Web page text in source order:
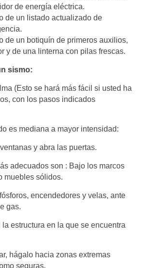
de energía eléctrica.
de un listado actualizado de
de un botiquín de primeros auxilios,
y de una linterna con pilas frescas.
sismo:
(Esto se hará más fácil si usted ha
con los pasos indicados
es mediana a mayor intensidad:
y abra las puertas.
adecuados son : Bajo los marcos
muebles sólidos.
encendedores y velas, ante
gas.
la estructura en la que se encuentra
hágalo hacia zonas extremas
seguras.